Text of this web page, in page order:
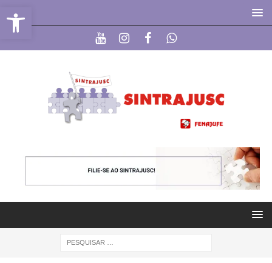
Abrir a barra de ferramentas